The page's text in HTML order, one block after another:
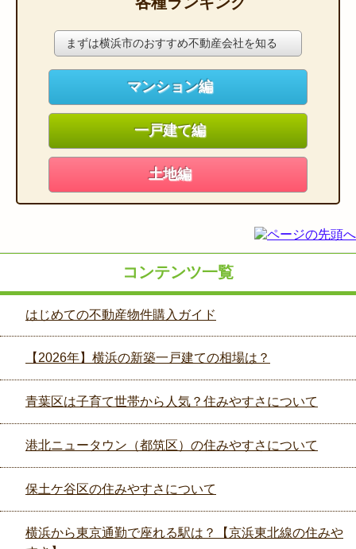
まずは横浜市のおすすめ不動産会社を知る
マンション編
一戸建て編
土地編
コンテンツ一覧
はじめての不動産物件購入ガイド
【2026年】横浜の新築一戸建ての相場は？
青葉区は子育て世帯から人気？住みやすさについて
港北ニュータウン（都筑区）の住みやすさについて
保土ケ谷区の住みやすさについて
横浜から東京通勤で座れる駅は？【京浜東北線の住みや